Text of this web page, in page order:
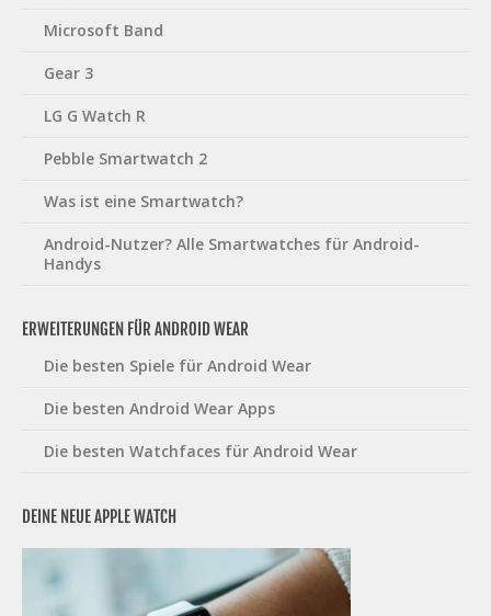
Microsoft Band
Gear 3
LG G Watch R
Pebble Smartwatch 2
Was ist eine Smartwatch?
Android-Nutzer? Alle Smartwatches für Android-
Handys
ERWEITERUNGEN FÜR ANDROID WEAR
Die besten Spiele für Android Wear
Die besten Android Wear Apps
Die besten Watchfaces für Android Wear
DEINE NEUE APPLE WATCH